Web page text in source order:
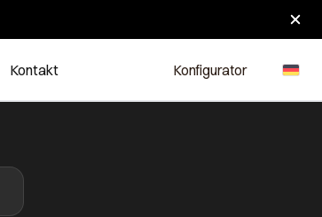
Kontakt Konfigurator